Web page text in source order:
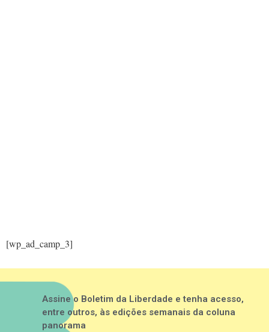
[wp_ad_camp_3]
Assine o Boletim da Liberdade e tenha acesso,
entre outros, às edições semanais da coluna
panorama